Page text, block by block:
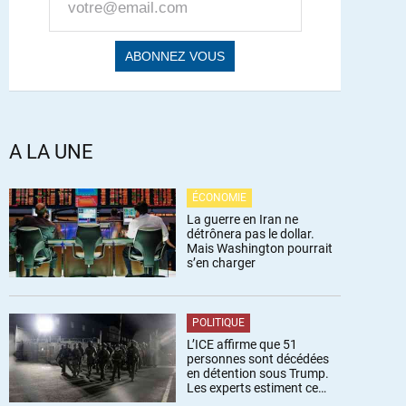
A LA UNE
ÉCONOMIE
La guerre en Iran ne
détrônera pas le dollar.
Mais Washington pourrait
s’en charger
POLITIQUE
L’ICE affirme que 51
personnes sont décédées
en détention sous Trump.
Les experts estiment ce